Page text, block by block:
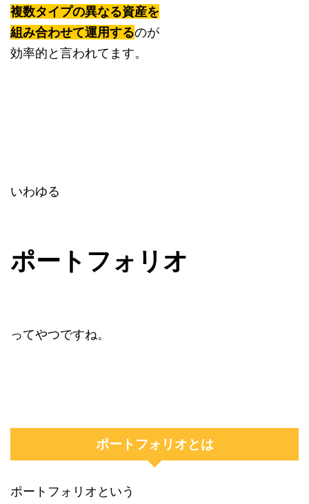
複数タイプの異なる資産を
組み合わせて運用するのが
効率的と言われてます。
いわゆる
ポートフォリオ
ってやつですね。
ポートフォリオとは
ポートフォリオという